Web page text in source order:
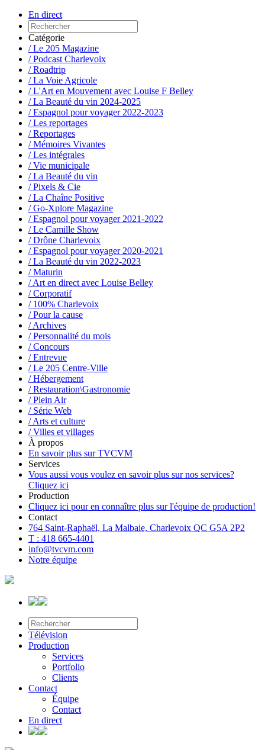
En direct
Catégorie
/ Le 205 Magazine
/ Podcast Charlevoix
/ Roadtrip
/ La Voie Agricole
/ L'Art en Mouvement avec Louise F Belley
/ La Beauté du vin 2024-2025
/ Espagnol pour voyager 2022-2023
/ Les reportages
/ Reportages
/ Mémoires Vivantes
/ Les intégrales
/ Vie municipale
/ La Beauté du vin
/ Pixels & Cie
/ La Chaîne Positive
/ Go-Xplore Magazine
/ Espagnol pour voyager 2021-2022
/ Le Camille Show
/ Drône Charlevoix
/ Espagnol pour voyager 2020-2021
/ La Beauté du vin 2022-2023
/ Maturin
/ Art en direct avec Louise Belley
/ Corporatif
/ 100% Charlevoix
/ Pour la cause
/ Archives
/ Personnalité du mois
/ Concours
/ Entrevue
/ Le 205 Centre-Ville
/ Hébergement
/ Restauration\Gastronomie
/ Plein Air
/ Série Web
/ Arts et culture
/ Villes et villages
À propos
En savoir plus sur TVCVM
Services
Vous aussi vous voulez en savoir plus sur nos services?
Cliquez ici
Production
Cliquez ici pour en connaître plus sur l'équipe de production!
Contact
764 Saint-Raphaël, La Malbaie, Charlevoix QC G5A 2P2
T : 418 665-4401
info@tvcvm.com
Notre équipe
Télévision
Production
Services
Portfolio
Clients
Contact
Équipe
Contact
En direct